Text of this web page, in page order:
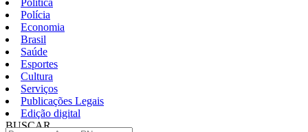
Política
Polícia
Economia
Brasil
Saúde
Esportes
Cultura
Serviços
Publicações Legais
Edição digital
BUSCAR